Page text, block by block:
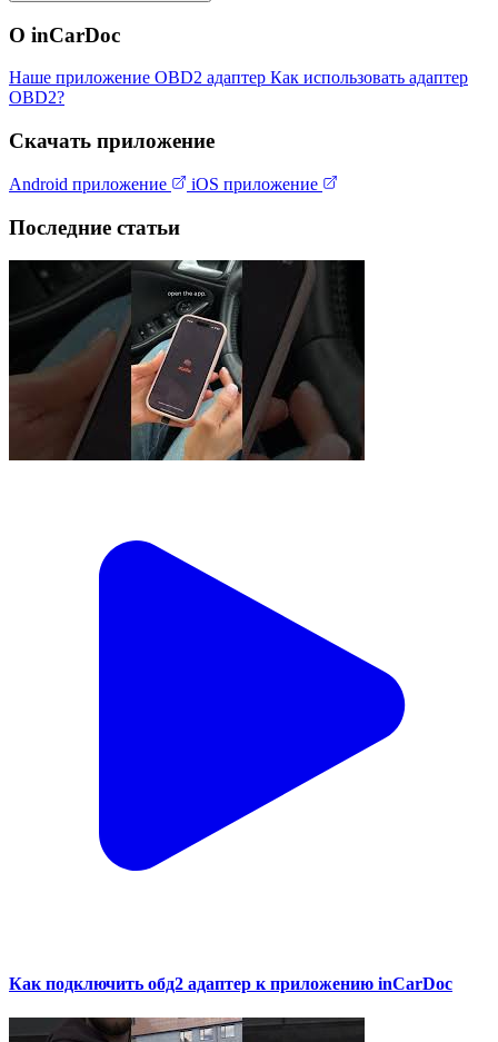
О inCarDoc
Наше приложение OBD2 адаптер Как использовать адаптер
OBD2?
Скачать приложение
Android приложение iOS приложение
Последние статьи
Как подключить обд2 адаптер к приложению inCarDoc